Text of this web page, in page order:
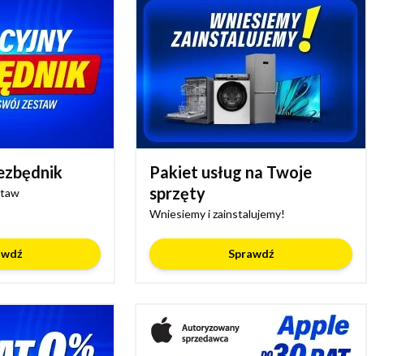
Pakiet usług na Twoje
sprzęty
Wniesiemy i zainstalujemy!
Sprawdź